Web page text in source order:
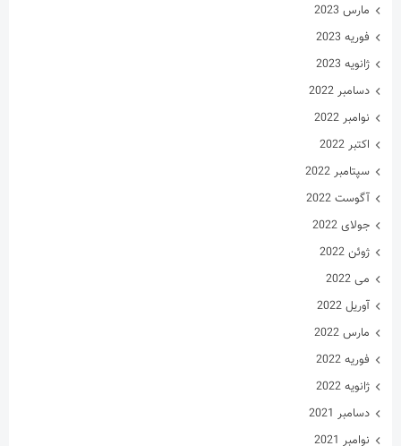
مارس 2023
فوریه 2023
ژانویه 2023
دسامبر 2022
نوامبر 2022
اکتبر 2022
سپتامبر 2022
آگوست 2022
جولای 2022
ژوئن 2022
می 2022
آوریل 2022
مارس 2022
فوریه 2022
ژانویه 2022
دسامبر 2021
نوامبر 2021